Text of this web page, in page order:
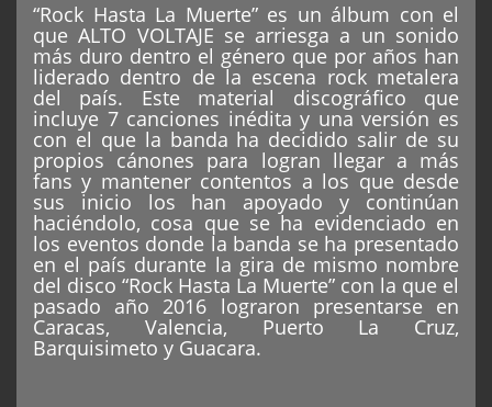
“Rock Hasta La Muerte” es un álbum con el
que ALTO VOLTAJE se arriesga a un sonido
más duro dentro el género que por años han
liderado dentro de la escena rock metalera
del país. Este material discográfico que
incluye 7 canciones inédita y una versión es
con el que la banda ha decidido salir de su
propios cánones para logran llegar a más
fans y mantener contentos a los que desde
sus inicio los han apoyado y continúan
haciéndolo, cosa que se ha evidenciado en
los eventos donde la banda se ha presentado
en el país durante la gira de mismo nombre
del disco “Rock Hasta La Muerte” con la que el
pasado año 2016 lograron presentarse en
Caracas, Valencia, Puerto La Cruz,
Barquisimeto y Guacara.